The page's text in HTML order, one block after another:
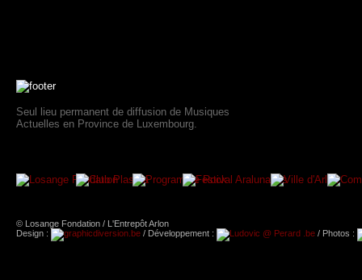
Seul lieu permanent de diffusion de Musiques
Actuelles en Province de Luxembourg.
© Losange Fondation / L'Entrepôt Arlon
Design :
/ Développement : / Photos :